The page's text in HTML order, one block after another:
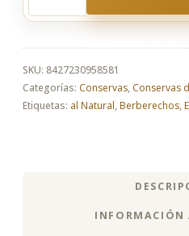
al
Espinaler
cantidad
SKU: 8427230958581
Categorías: Conservas, Conservas
Etiquetas: al Natural, Berberechos,
INFORMACIÓN